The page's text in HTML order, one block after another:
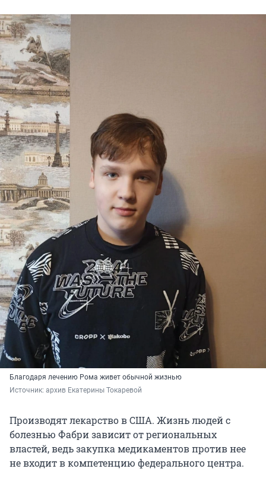
Благодаря лечению Рома живет обычной жизнью
Источник: архив Екатерины Токаревой
Производят лекарство в США. Жизнь людей с
болезнью Фабри зависит от региональных
властей, ведь закупка медикаментов против нее
не входит в компетенцию федерального центра.